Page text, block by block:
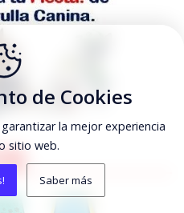
de Cookies
la mejor experiencia
sitio web.
Saber más